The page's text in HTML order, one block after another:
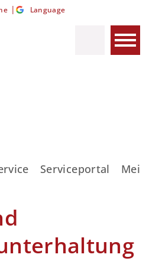
| Language
Serviceportal